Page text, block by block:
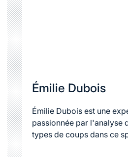
Émilie Dubois
Émilie Dubois est une
passionnée par l'analyse
types de coups dans ce